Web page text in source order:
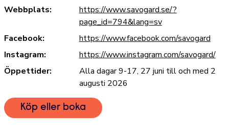
Webbplats:
https://www.savogard.se/?
page_id=794&lang=sv
Facebook:
https://www.facebook.com/savogard
Instagram:
https://www.instagram.com/savogard/
Öppettider:
Alla dagar 9-17, 27 juni till och med 2
augusti 2026
Köp eller boka